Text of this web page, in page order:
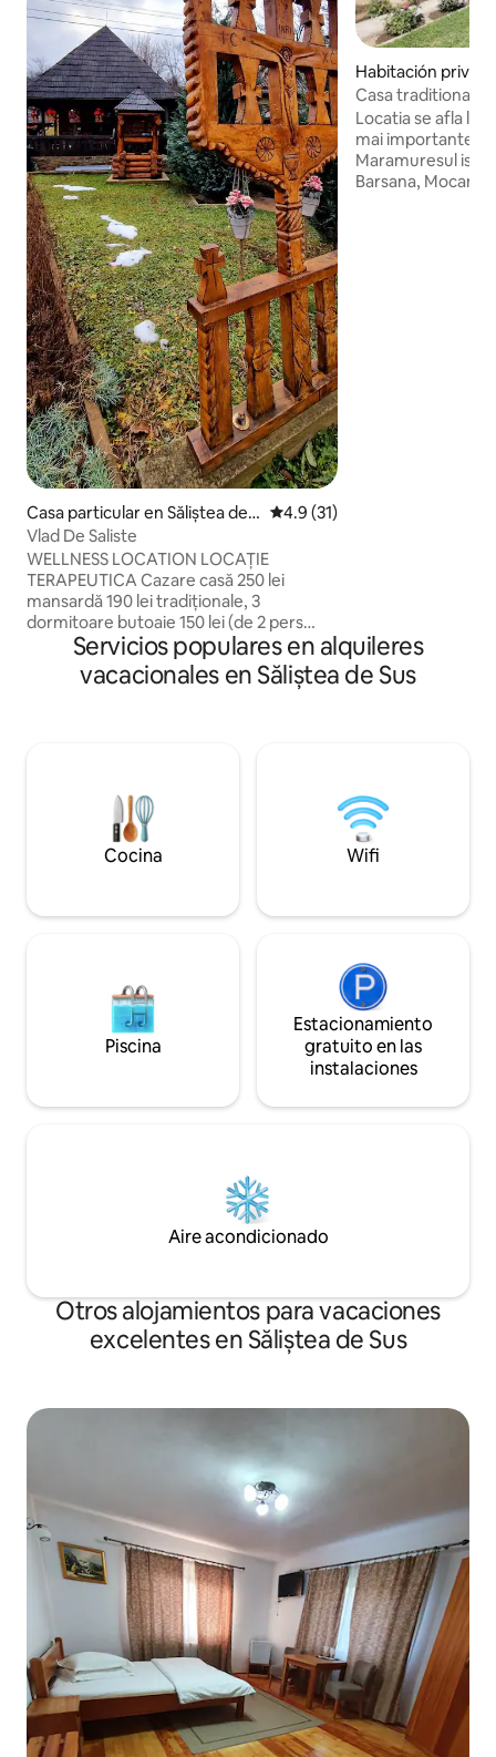
Casa particular en Săliștea de S
us
Calificación promedio: 4.9 de
4.9 (31)
Vlad De Saliste
WELLNESS LOCATION LOCAȚIE
TERAPEUTICA Cazare casă 250 lei
mansardă 190 lei tradiționale, 3
dormitoare butoaie 150 lei (de 2 pers
fiecare), preturi aprox. Relaxare 250
si salină ceea ce face un loc unic,
trasee deosebite. Săpânța Cimitirul
Vesel și Sighetu Marmației sunt la
aproximativ 1 h 15 min
Habitación
Casa traditionala
Locatia se afla la
mai importante
Maramuresul
Barsana,
Servicios populares en alquileres
vacacionales en Săliștea de Sus
Cocina Wifi
Piscina
Estacionamiento
gratuito en las
instalaciones
Aire acondicionado
Otros alojamientos para vacaciones
excelentes en Săliștea de Sus